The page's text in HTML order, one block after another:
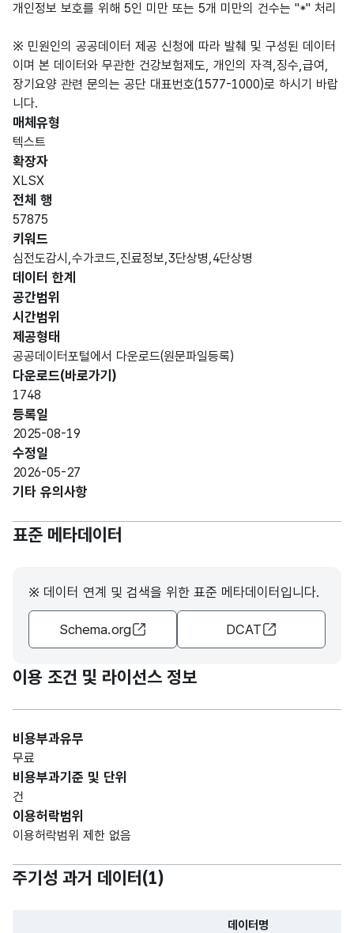
개인정보 보호를 위해 5인 미만 또는 5개 미만의 건수는 "*" 처리
※ 민원인의 공공데이터 제공 신청에 따라 발췌 및 구성된 데이터
이며 본 데이터와 무관한 건강보험제도, 개인의 자격,징수,급여,
장기요양 관련 문의는 공단 대표번호(1577-1000)로 하시기 바랍
니다.
매체유형
텍스트
확장자
XLSX
전체 행
57875
키워드
심전도감시,수가코드,진료정보,3단상병,4단상병
데이터 한계
공간범위
시간범위
제공형태
공공데이터포털에서 다운로드(원문파일등록)
다운로드(바로가기)
1748
등록일
2025-08-19
수정일
2026-05-27
기타 유의사항
표준 메타데이터
※ 데이터 연계 및 검색을 위한 표준 메타데이터입니다.
Schema.org DCAT
이용 조건 및 라이선스 정보
비용부과유무
무료
비용부과기준 및 단위
건
이용허락범위
이용허락범위 제한 없음
주기성 과거 데이터(1)
데이터명